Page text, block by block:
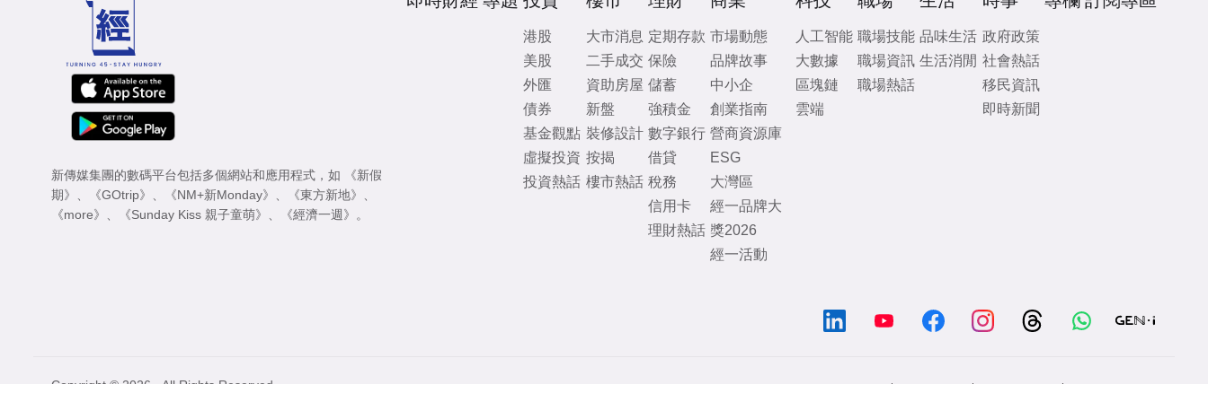
新傳媒集團的數碼平台包括多個網站和應用程式，如
《新假
期》 、 《GOtrip》 、 《NM+新Monday》 、 《東方新地》 、
《more》 、 《Sunday Kiss 親子童萌》 、 《經濟一週》 。
港股
美股
外匯
債券
基金觀點
虛擬投資
投資熱話
大市消息
二手成交
資助房屋
新盤
裝修設計
按揭
樓市熱話
定期存款
保險
儲蓄
強積金
數字銀行
借貸
稅務
信用卡
理財熱話
市場動態
品牌故事
中小企
創業指南
營商資源庫
ESG
大灣區
經一品牌大
獎2026
經一活動
人工智能
大數據
區塊鏈
雲端
職場技能
職場資訊
職場熱話
品味生活
生活消閒
政府政策
社會熱話
移民資訊
即時新聞
/ / /
Copyright © 2026 - All Rights Reserved